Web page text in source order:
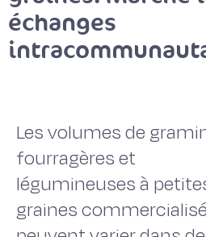
échanges
Les volumes de
fourragères et
légumineuses à
graines